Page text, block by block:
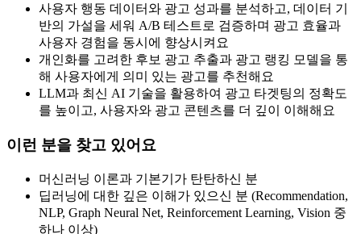
사용자 행동 데이터와 광고 성과를 분석하고, 데이터 기
반의 가설을 세워 A/B 테스트로 검증하며 광고 효율과
사용자 경험을 동시에 향상시켜요
개인화를 고려한 후보 광고 추출과 광고 랭킹 모델을 통
해 사용자에게 의미 있는 광고를 추천해요
LLM과 최신 AI 기술을 활용하여 광고 타겟팅의 정확도
를 높이고, 사용자와 광고 콘텐츠를 더 깊이 이해해요
이런 분을 찾고 있어요
머신러닝 이론과 기본기가 탄탄하신 분
딥러닝에 대한 깊은 이해가 있으신 분 (Recommendation,
NLP, Graph Neural Net, Reinforcement Learning, Vision 중
하나 이상)